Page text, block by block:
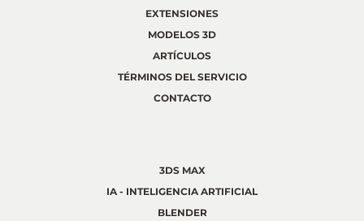
EXTENSIONES
MODELOS 3D
ARTÍCULOS
TÉRMINOS DEL SERVICIO
CONTACTO
3DS MAX
IA - INTELIGENCIA ARTIFICIAL
BLENDER